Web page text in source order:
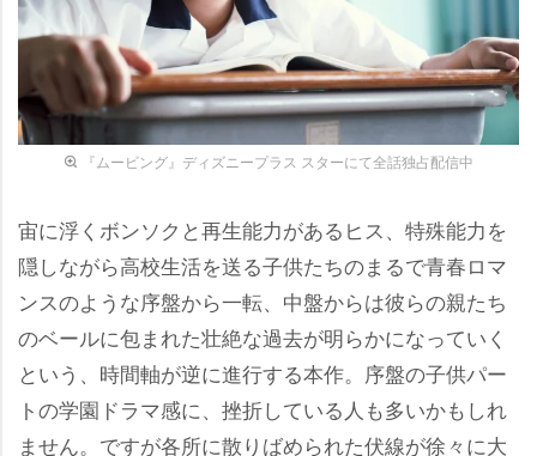
『ムービング』ディズニープラス スターにて全話独占配信中
宙に浮くボンソクと再生能力があるヒス、特殊能力を
隠しながら高校生活を送る子供たちのまるで青春ロマ
ンスのような序盤から一転、中盤からは彼らの親たち
のベールに包まれた壮絶な過去が明らかになっていく
という、時間軸が逆に進行する本作。序盤の子供パー
トの学園ドラマ感に、挫折している人も多いかもしれ
ません。ですが各所に散りばめられた伏線が徐々に大